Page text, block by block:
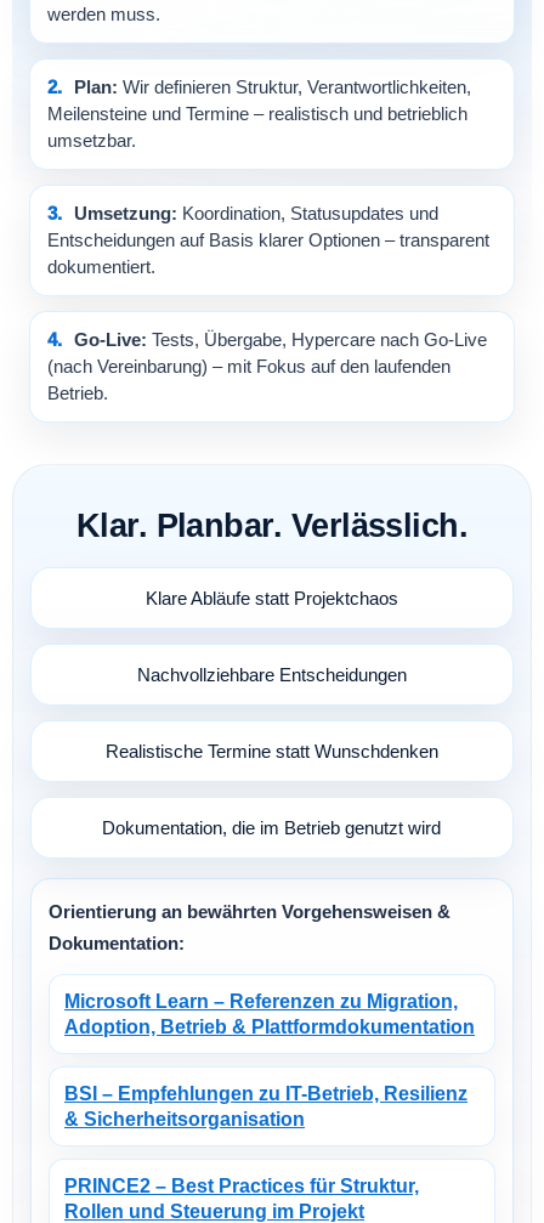
werden muss.
Plan: Wir definieren Struktur, Verantwortlichkeiten,
Meilensteine und Termine – realistisch und betrieblich
umsetzbar.
Umsetzung: Koordination, Statusupdates und
Entscheidungen auf Basis klarer Optionen – transparent
dokumentiert.
Go-Live: Tests, Übergabe, Hypercare nach Go-Live
(nach Vereinbarung) – mit Fokus auf den laufenden
Betrieb.
Klar. Planbar. Verlässlich.
Klare Abläufe statt Projektchaos
Nachvollziehbare Entscheidungen
Realistische Termine statt Wunschdenken
Dokumentation, die im Betrieb genutzt wird
Orientierung an bewährten Vorgehensweisen &
Dokumentation:
Microsoft Learn – Referenzen zu Migration,
Adoption, Betrieb & Plattformdokumentation
BSI – Empfehlungen zu IT-Betrieb, Resilienz
& Sicherheitsorganisation
PRINCE2 – Best Practices für Struktur,
Rollen und Steuerung im Projekt